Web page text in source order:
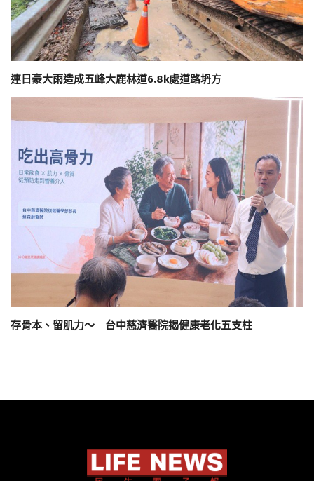
連日豪大雨造成五峰大鹿林道6.8k處道路坍方
存骨本、留肌力～ 台中慈濟醫院揭健康老化五支柱